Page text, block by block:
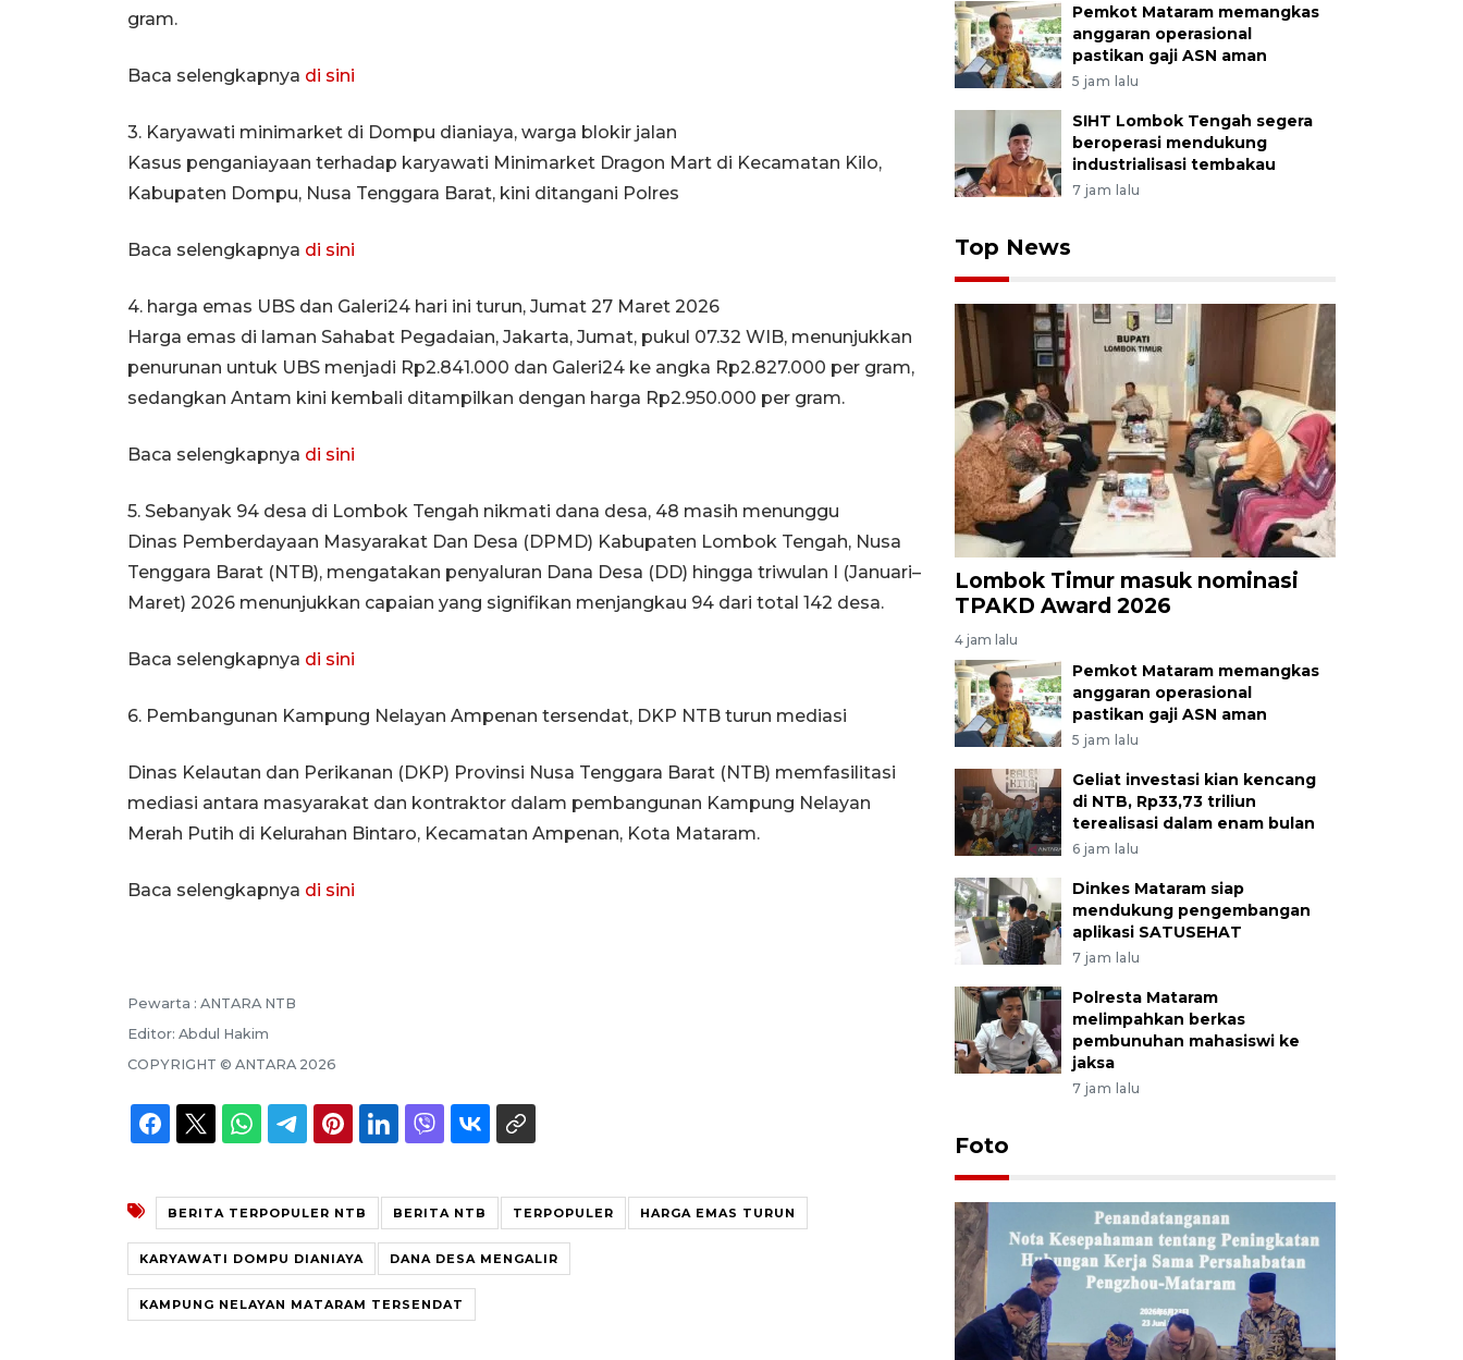
gram.
Baca selengkapnya di sini
3. Karyawati minimarket di Dompu dianiaya, warga blokir jalan
Kasus penganiayaan terhadap karyawati Minimarket Dragon Mart di Kecamatan Kilo,
Kabupaten Dompu, Nusa Tenggara Barat, kini ditangani Polres
Baca selengkapnya di sini
4. harga emas UBS dan Galeri24 hari ini turun, Jumat 27 Maret 2026
Harga emas di laman Sahabat Pegadaian, Jakarta, Jumat, pukul 07.32 WIB, menunjukkan
penurunan untuk UBS menjadi Rp2.841.000 dan Galeri24 ke angka Rp2.827.000 per gram,
sedangkan Antam kini kembali ditampilkan dengan harga Rp2.950.000 per gram.
Baca selengkapnya di sini
5. Sebanyak 94 desa di Lombok Tengah nikmati dana desa, 48 masih menunggu
Dinas Pemberdayaan Masyarakat Dan Desa (DPMD) Kabupaten Lombok Tengah, Nusa
Tenggara Barat (NTB), mengatakan penyaluran Dana Desa (DD) hingga triwulan I (Januari–
Maret) 2026 menunjukkan capaian yang signifikan menjangkau 94 dari total 142 desa.
Baca selengkapnya di sini
6. Pembangunan Kampung Nelayan Ampenan tersendat, DKP NTB turun mediasi
Dinas Kelautan dan Perikanan (DKP) Provinsi Nusa Tenggara Barat (NTB) memfasilitasi
mediasi antara masyarakat dan kontraktor dalam pembangunan Kampung Nelayan
Merah Putih di Kelurahan Bintaro, Kecamatan Ampenan, Kota Mataram.
Baca selengkapnya di sini
Pewarta : ANTARA NTB
Editor: Abdul Hakim
COPYRIGHT © ANTARA 2026
BERITA TERPOPULER NTB BERITA NTB TERPOPULER HARGA EMAS TURUN
KARYAWATI DOMPU DIANIAYA DANA DESA MENGALIR
KAMPUNG NELAYAN MATARAM TERSENDAT
Pemkot Mataram memangkas
anggaran operasional
pastikan gaji ASN aman
5 jam lalu
SIHT Lombok Tengah segera
beroperasi mendukung
industrialisasi tembakau
7 jam lalu
Top News
Lombok Timur masuk nominasi
TPAKD Award 2026
4 jam lalu
Pemkot Mataram memangkas
anggaran operasional
pastikan gaji ASN aman
5 jam lalu
Geliat investasi kian kencang
di NTB, Rp33,73 triliun
terealisasi dalam enam bulan
6 jam lalu
Dinkes Mataram siap
mendukung pengembangan
aplikasi SATUSEHAT
7 jam lalu
Polresta Mataram
melimpahkan berkas
pembunuhan mahasiswi ke
jaksa
7 jam lalu
Foto